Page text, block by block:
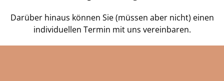
Darüber hinaus können Sie (müssen aber nicht) einen
individuellen Termin mit uns vereinbaren.